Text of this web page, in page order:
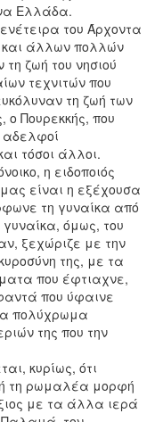
Ελλάδα.
του Άρχοντα
και άλλων πολλών
ζωή του νησιού
τεχνιτών που
τη ζωή των
ο Πουρεκκής, που
αδελφοί
τόσοι άλλοι.
η ειδοποιός
είναι η εξέχουσα
τη γυναίκα από
όμως, του
ξεχώριζε με την
της, με τα
που έφτιαχνε,
που ύφαινε
πολύχρωμα
της που την
κυρίως, ότι
τη ρωμαλέα μορφή
με τα άλλα ιερά